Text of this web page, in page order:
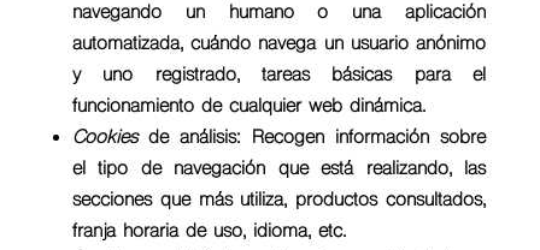
navegando un humano o una aplicación
automatizada, cuándo navega un usuario anónimo
y uno registrado, tareas básicas para el
funcionamiento de cualquier web dinámica.
Cookies de análisis: Recogen información sobre
el tipo de navegación que está realizando, las
secciones que más utiliza, productos consultados,
franja horaria de uso, idioma, etc.